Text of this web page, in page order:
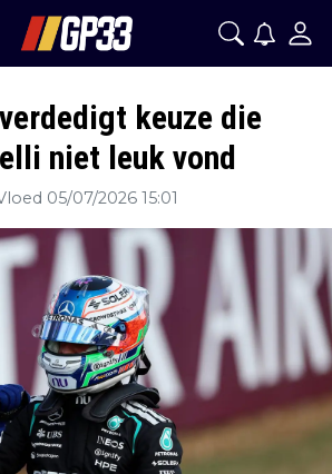
keuze die
niet leuk vond
05/07/2026 15:01